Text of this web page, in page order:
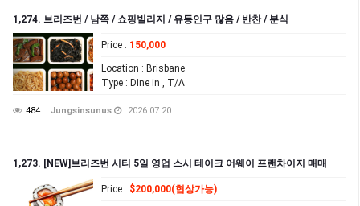
1,274. 브리즈번 / 남쪽 / 쇼핑빌리지 / 유동인구 많음 / 반찬 / 분식
Price : 150,000
Location : Brisbane
Type : Dine in , T/A
484 Jungsinsunus 2026.07.20
1,273. [NEW]브리즈번 시티 5일 영업 스시 테이크 어웨이 프랜차이지 매매
Price : $200,000(협상가능)